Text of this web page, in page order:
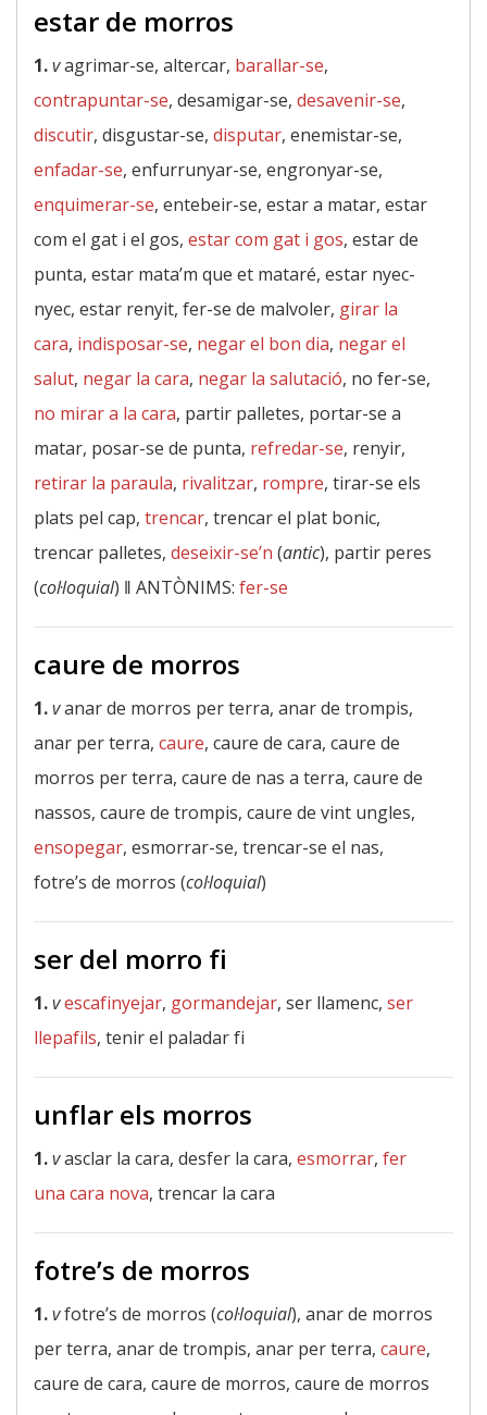
estar de morros
1.vagrimar-se, altercar, barallar-se,
contrapuntar-se, desamigar-se, desavenir-se,
discutir, disgustar-se, disputar, enemistar-se,
enfadar-se, enfurrunyar-se, engronyar-se,
enquimerar-se, entebeir-se, estar a matar, estar
com el gat i el gos, estar com gat i gos, estar de
punta, estar mata’m que et mataré, estar nyec-
nyec, estar renyit, fer-se de malvoler, girar la
cara, indisposar-se, negar el bon dia, negar el
salut, negar la cara, negar la salutació, no fer-se,
no mirar a la cara, partir palletes, portar-se a
matar, posar-se de punta, refredar-se, renyir,
retirar la paraula, rivalitzar, rompre, tirar-se els
plats pel cap, trencar, trencar el plat bonic,
trencar palletes, deseixir-se’n (antic), partir peres
(col·loquial) ‖ ANTÒNIMS: fer-se
caure de morros
1.vanar de morros per terra, anar de trompis,
anar per terra, caure, caure de cara, caure de
morros per terra, caure de nas a terra, caure de
nassos, caure de trompis, caure de vint ungles,
ensopegar, esmorrar-se, trencar-se el nas,
fotre’s de morros (col·loquial)
ser del morro fi
1.vescafinyejar, gormandejar, ser llamenc, ser
llepafils, tenir el paladar fi
unflar els morros
1.vasclar la cara, desfer la cara, esmorrar, fer
una cara nova, trencar la cara
fotre’s de morros
1.vfotre’s de morros (col·loquial), anar de morros
per terra, anar de trompis, anar per terra, caure,
caure de cara, caure de morros, caure de morros